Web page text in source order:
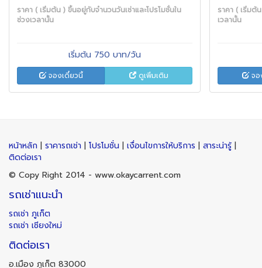
ราคา ( เริ่มต้น ) ขึ้นอยู่กับจำนวนวันเช่าและโปรโมชั่นใน
ช่วงเวลานั้น
เริ่มต้น 750 บาท/วัน
จองเดี๋ยวนี้ ดูเพิ่มเติม
ราคา ( เริ่มต้
เวลานั้น
จอ
หน้าหลัก | ราคารถเช่า | โปรโมชั่น | เงื่อนไขการให้บริการ | สาระน่ารู้ |
ติดต่อเรา
© Copy Right 2014 - www.okaycarrent.com
รถเช่าแนะนำ
รถเช่า ภูเก็ต
รถเช่า เชียงใหม่
ติดต่อเรา
อ.เมือง ภูเก็ต 83000